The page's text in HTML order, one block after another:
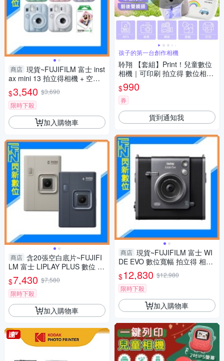
商店 現貨~FUJIFILM 富士 inst
ax mini 13 拍立得相機 + 空白
底片20張(mini13,公司貨)
$3,540 $3,690
限時下殺
加入購物車
商店 含20張空白底片~FUJIFI
LM 富士 LIPLAY PLUS 數位 拍
立得 (LIPLAY+,公司貨)
$7,430 $7,580
限時下殺
加入購物車
孩子的第一台創作相機
聆翔 【套組】Print！兒童數位
相機｜可印刷 拍立得 數位相機
熱感應紙 記憶卡 遊戲機 可錄影
生日禮物 列印
$990
券
貨到通知我
商店 現貨~FUJIFILM 富士 WI
DE EVO 數位寬幅 拍立得 相機
(公司貨)含128g+空白底片20張
$12,830 $12,980
限時下殺
加入購物車